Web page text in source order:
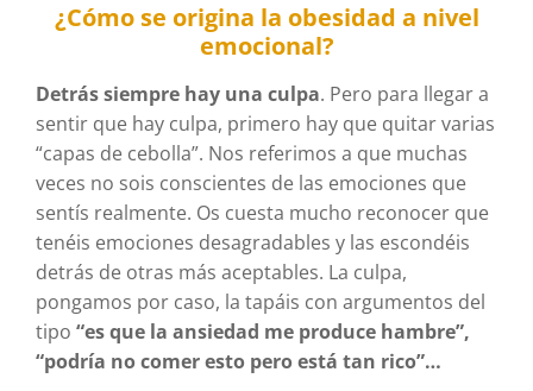
¿Cómo se origina la obesidad a nivel
emocional?
Detrás siempre hay una culpa. Pero para llegar a
sentir que hay culpa, primero hay que quitar varias
“capas de cebolla”. Nos referimos a que muchas
veces no sois conscientes de las emociones que
sentís realmente. Os cuesta mucho reconocer que
tenéis emociones desagradables y las escondéis
detrás de otras más aceptables. La culpa,
pongamos por caso, la tapáis con argumentos del
tipo “es que la ansiedad me produce hambre”,
“podría no comer esto pero está tan rico”…